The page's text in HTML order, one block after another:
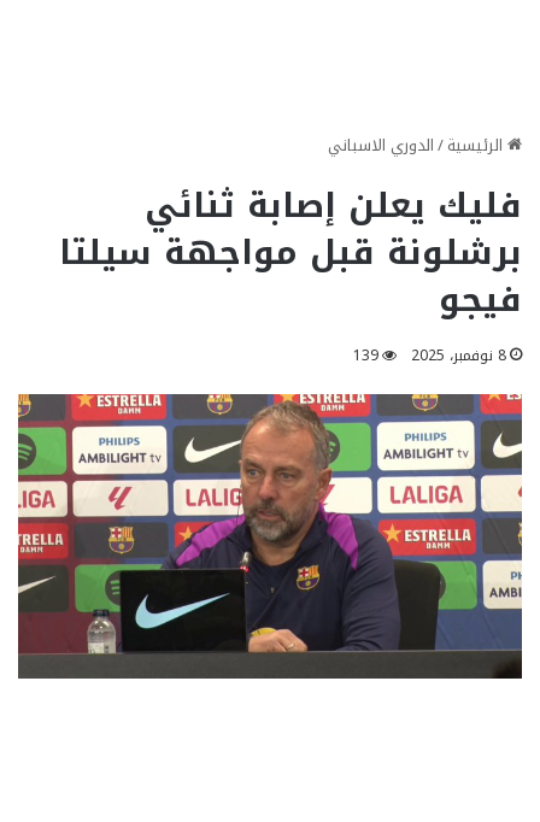
الرئيسية/الدوري الاسباني
فليك يعلن إصابة ثنائي
برشلونة قبل مواجهة سيلتا
فيجو
8 نوفمبر، 2025 139